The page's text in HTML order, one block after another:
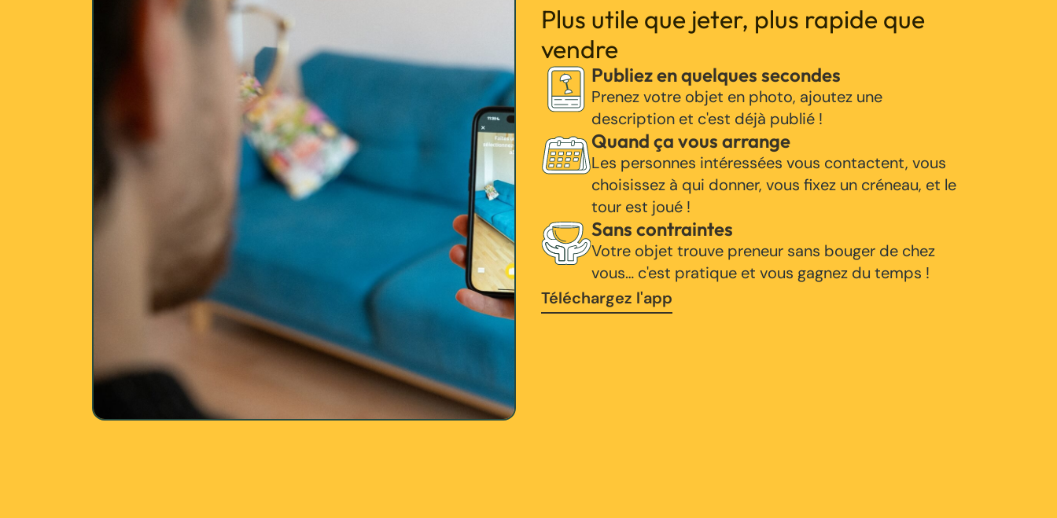
Plus utile que jeter, plus rapide que
vendre
Publiez en quelques secondes
Prenez votre objet en photo, ajoutez une
description et c'est déjà publié !
Quand ça vous arrange
Les personnes intéressées vous contactent, vous
choisissez à qui donner, vous fixez un créneau, et le
tour est joué !
Sans contraintes
Votre objet trouve preneur sans bouger de chez
vous… c'est pratique et vous gagnez du temps !
Téléchargez l'app